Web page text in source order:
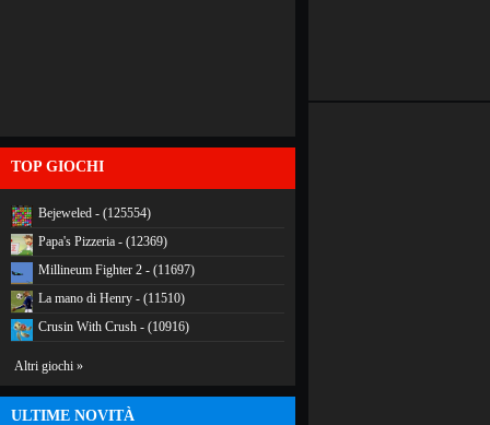
TOP GIOCHI
Bejeweled - (125554)
Papa's Pizzeria - (12369)
Millineum Fighter 2 - (11697)
La mano di Henry - (11510)
Crusin With Crush - (10916)
Altri giochi »
ULTIME NOVITÀ